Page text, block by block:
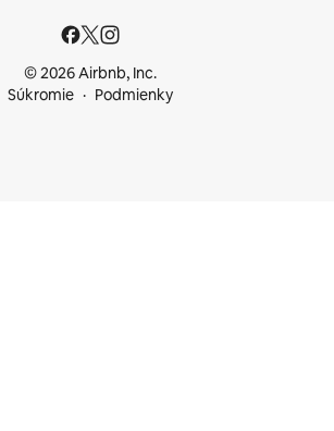
© 2026 Airbnb, Inc.
Súkromie
Podmienky